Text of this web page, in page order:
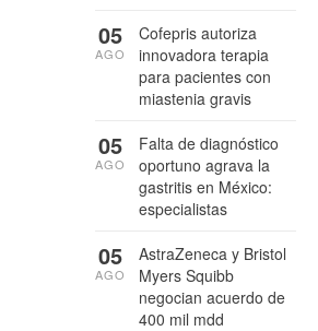
Cofepris autoriza
innovadora terapia
para pacientes con
miastenia gravis
05
AGO
Falta de diagnóstico
oportuno agrava la
gastritis en México:
especialistas
05
AGO
AstraZeneca y Bristol
Myers Squibb
negocian acuerdo de
400 mil mdd
05
AGO